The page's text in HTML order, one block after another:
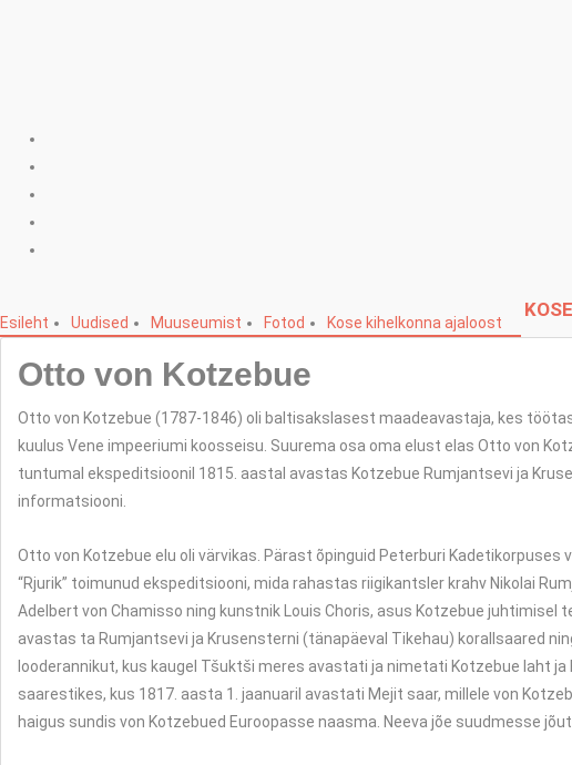
Esileht Uudised Muuseumist Fotod Kose kihelkonna ajaloost
Otto von Kotzebue
Otto von Kotzebue (1787-1846) oli baltisakslasest maadeavastaja, kes
kuulus Vene impeeriumi koosseisu. Suurema osa oma elust elas Otto von
tuntumal ekspeditsioonil 1815. aastal avastas Kotzebue Rumjantsevi ja
informatsiooni.
Otto von Kotzebue elu oli värvikas. Pärast õpinguid Peterburi
“Rjurik” toimunud ekspeditsiooni, mida rahastas riigikantsler krahv Nikolai
Adelbert von Chamisso ning kunstnik Louis Choris, asus Kotzebue juhtimisel
avastas ta Rumjantsevi ja Krusensterni (tänapäeval Tikehau) korallsaared
looderannikut, kus kaugel Tšuktši meres avastati ja nimetati Kotzebue laht
saarestikes, kus 1817. aasta 1. jaanuaril avastati Mejit saar, millele von
haigus sundis von Kotzebued Euroopasse naasma. Neeva jõe suudmesse